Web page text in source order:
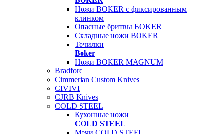
Ножи BOKER с фиксированным
клинком
Опасные бритвы BOKER
Складные ножи BOKER
Точилки
Boker
Ножи BOKER MAGNUM
Bradford
Cimmerian Custom Knives
CIVIVI
CJRB Knives
COLD STEEL
Кухонные ножи
COLD STEEL
Мечи COLD STEEL